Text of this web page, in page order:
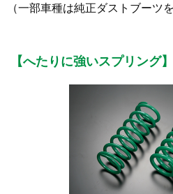
（一部車種は純正ダストブーツ
【へたりに強いスプリング】